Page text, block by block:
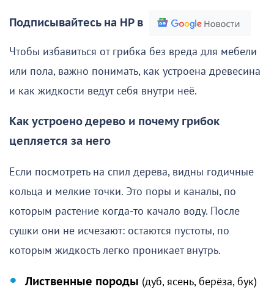
Подписывайтесь на НР в
Чтобы избавиться от грибка без вреда для мебели
или пола, важно понимать, как устроена древесина
и как жидкости ведут себя внутри неё.
Как устроено дерево и почему грибок
цепляется за него
Если посмотреть на спил дерева, видны годичные
кольца и мелкие точки. Это поры и каналы, по
которым растение когда-то качало воду. После
сушки они не исчезают: остаются пустоты, по
которым жидкость легко проникает внутрь.
Лиственные породы (дуб, ясень, берёза, бук)